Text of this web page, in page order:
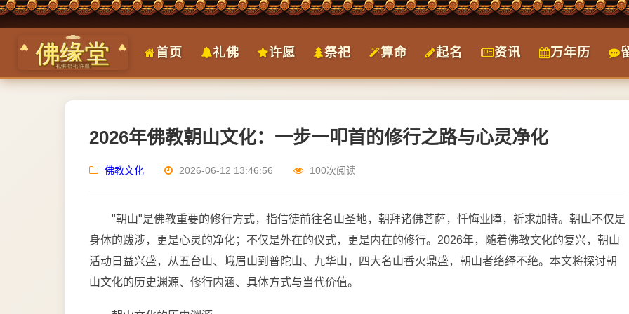
首页 礼佛 许愿 祭祀 算命 起名 资讯 万年历
2026年佛教朝山文化：一步一叩首的修行之路与心灵净化
佛教文化 2026-06-12 13:46:56 100次阅读
"朝山"是佛教重要的修行方式，指信徒前往名山圣地，朝拜诸佛菩萨，忏悔业障，祈求加持。朝山不仅是
身体的跋涉，更是心灵的净化；不仅是外在的仪式，更是内在的修行。2026年，随着佛教文化的复兴，朝山
活动日益兴盛，从五台山、峨眉山到普陀山、九华山，四大名山香火鼎盛，朝山者络绎不绝。本文将探讨朝
山文化的历史渊源、修行内涵、具体方式与当代价值。